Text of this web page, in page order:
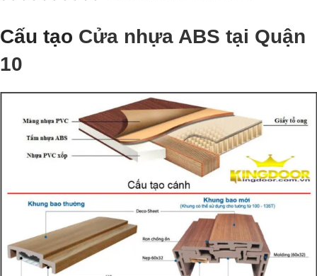
Cấu tạo Cửa nhựa ABS tại Quận
10